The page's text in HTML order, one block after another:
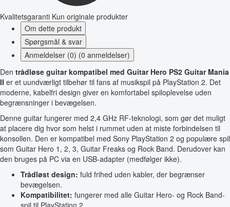
Kvalitetsgaranti Kun originale produkter
Om dette produkt
Spørgsmål & svar
Anmeldelser (0) (0 anmeldelser)
Den trådløse guitar kompatibel med Guitar Hero PS2 Guitar Mania
II er et uundværligt tilbehør til fans af musikspil på PlayStation 2. Det
moderne, kabelfri design giver en komfortabel spiloplevelse uden
begrænsninger i bevægelsen.
Denne guitar fungerer med 2,4 GHz RF-teknologi, som gør det muligt
at placere dig hvor som helst i rummet uden at miste forbindelsen til
konsollen. Den er kompatibel med Sony PlayStation 2 og populære spil
som Guitar Hero 1, 2, 3, Guitar Freaks og Rock Band. Derudover kan
den bruges på PC via en USB-adapter (medfølger ikke).
Trådløst design: fuld frihed uden kabler, der begrænser
bevægelsen.
Kompatibilitet: fungerer med alle Guitar Hero- og Rock Band-
spil til PlayStation 2.